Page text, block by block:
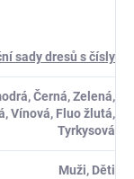
sady dresů s čísly
Černá, Zelená,
Vínová, Fluo žlutá,
Tyrkysová
Muži, Děti